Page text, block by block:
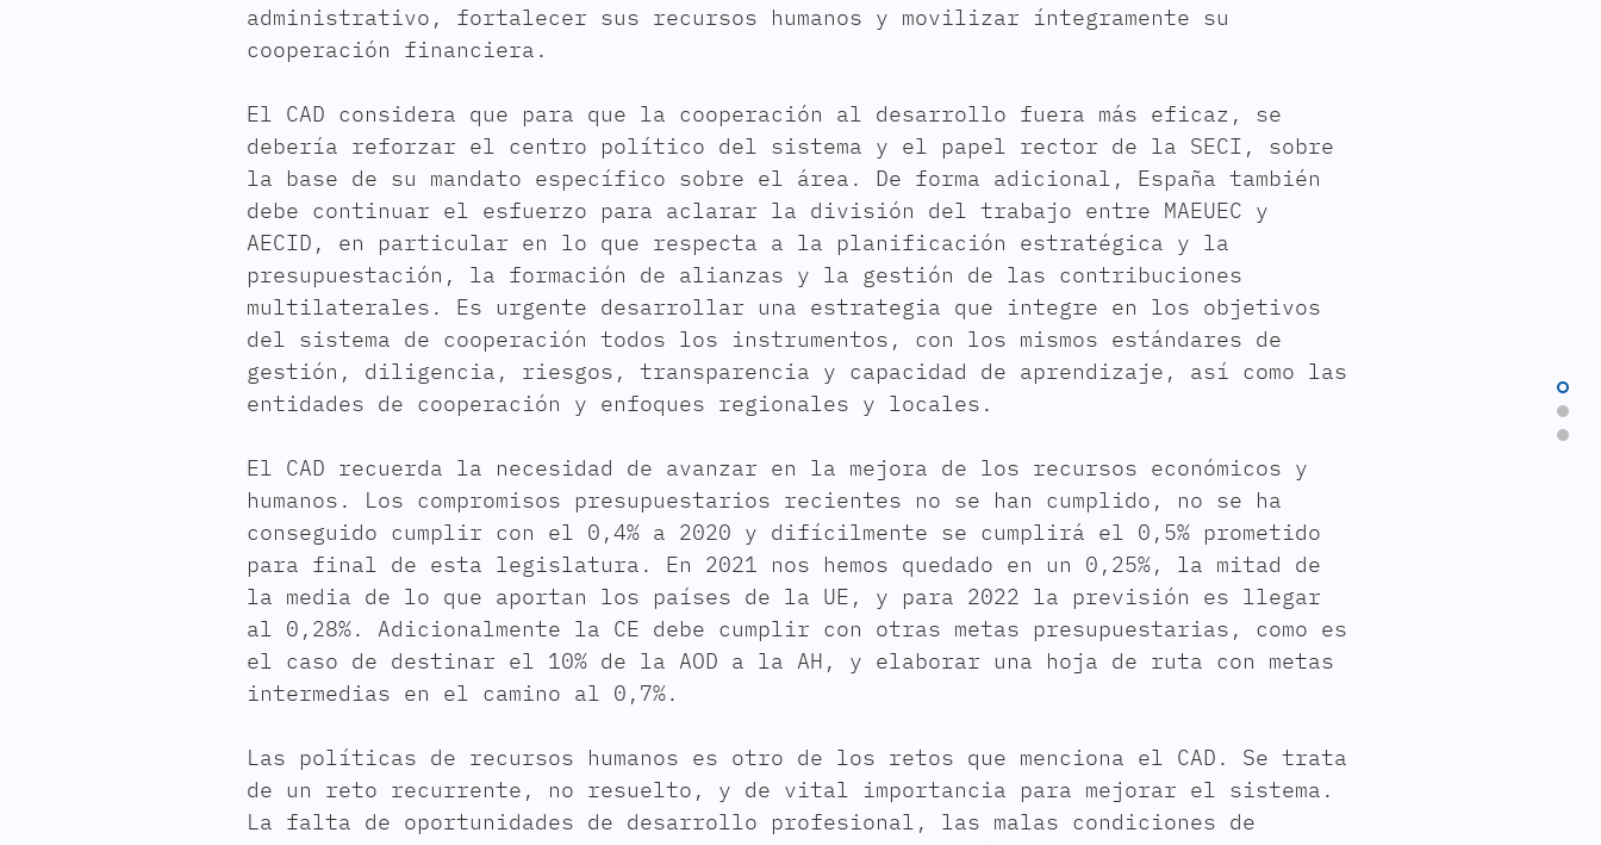
administrativo, fortalecer sus recursos humanos y movilizar íntegramente su
cooperación financiera.
El CAD considera que para que la cooperación al desarrollo fuera más eficaz, se
debería reforzar el centro político del sistema y el papel rector de la SECI, sobre
la base de su mandato específico sobre el área. De forma adicional, España también
debe continuar el esfuerzo para aclarar la división del trabajo entre MAEUEC y
AECID, en particular en lo que respecta a la planificación estratégica y la
presupuestación, la formación de alianzas y la gestión de las contribuciones
multilaterales. Es urgente desarrollar una estrategia que integre en los objetivos
del sistema de cooperación todos los instrumentos, con los mismos estándares de
gestión, diligencia, riesgos, transparencia y capacidad de aprendizaje, así como las
entidades de cooperación y enfoques regionales y locales.
El CAD recuerda la necesidad de avanzar en la mejora de los recursos económicos y
humanos. Los compromisos presupuestarios recientes no se han cumplido, no se ha
conseguido cumplir con el 0,4% a 2020 y difícilmente se cumplirá el 0,5% prometido
para final de esta legislatura. En 2021 nos hemos quedado en un 0,25%, la mitad de
la media de lo que aportan los países de la UE, y para 2022 la previsión es llegar
al 0,28%. Adicionalmente la CE debe cumplir con otras metas presupuestarias, como es
el caso de destinar el 10% de la AOD a la AH, y elaborar una hoja de ruta con metas
intermedias en el camino al 0,7%.
Las políticas de recursos humanos es otro de los retos que menciona el CAD. Se trata
de un reto recurrente, no resuelto, y de vital importancia para mejorar el sistema.
La falta de oportunidades de desarrollo profesional, las malas condiciones de